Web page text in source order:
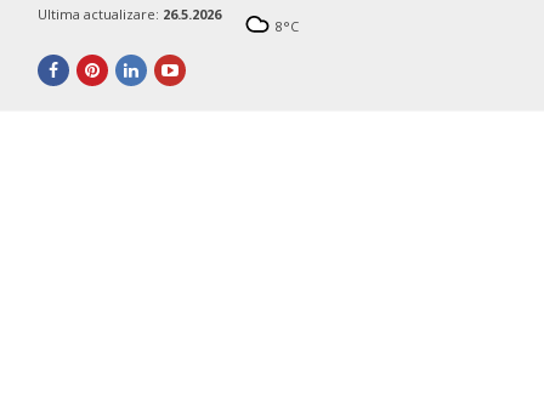
Ultima actualizare: 26.5.2026
8°C